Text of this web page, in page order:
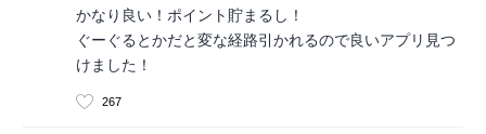
かなり良い！ポイント貯まるし！
ぐーぐるとかだと変な経路引かれるので良いアプリ見つ
けました！
267